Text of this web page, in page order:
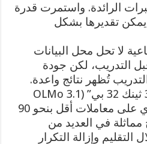
الرائدة. واستمرت قدرة
يمكن تقديرها بشكل
لا تحل محل البيانات
التدريب، لكن جودة
تُظهر نتائج واعدة.
ويحقق نموذج “اولمو 3.1 ثينك 32 بي” (OLMo 3.1
Think 32B)، الذي يحتوي على معاملات أقل بنحو 90
4″، نتائج مماثلة في العديد من
التقليم وإزالة التكرار